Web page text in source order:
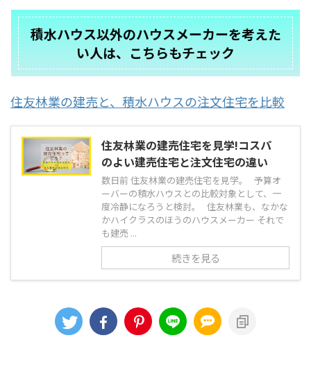
積水ハウス以外のハウスメーカーを考えた
い人は、こちらもチェック
住友林業の建売と、積水ハウスの注文住宅を比較
住友林業の建売住宅を見学!コスパ
のよい建売住宅と注文住宅の違い
数日前 住友林業の建売住宅を見学。 予算オ
ーバーの積水ハウスとの比較対象として、一
度冷静になろうと検討。 住友林業も、なかな
かハイクラスのほうのハウスメーカー それで
も建売 ...
続きを見る